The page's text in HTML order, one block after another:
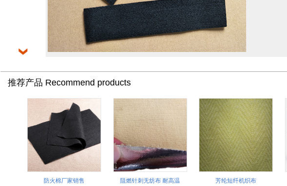
推荐产品 Recommend products
防火棉厂家销售 阻燃针刺无纺布 耐高温 芳纶短纤机织布